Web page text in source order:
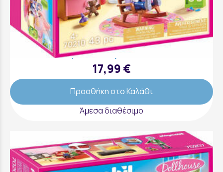
Δωμάτιο Μωρού - 70210
17,99 €
Προσθήκη στο Καλάθι
Άμεσα διαθέσιμο